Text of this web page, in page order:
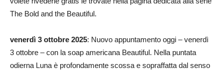
The Bold and the Beautiful.
venerdì 3 ottobre 2025: Nuovo appuntamento oggi – venerdì
3 ottobre – con la soap americana Beautiful. Nella puntata
odierna Luna è profondamente scossa e sopraffatta dal senso